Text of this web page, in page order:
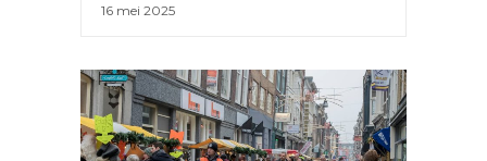
16 mei 2025